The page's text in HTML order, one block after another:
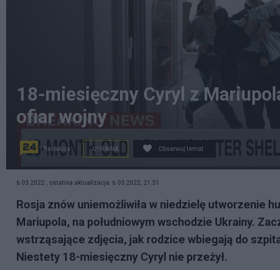
18-miesięczny Cyryl z
ofiar wojny
Redakcja UKRAINA Obserwuj temat
6.03.2022 , ostatnia aktualizacja: 6.03.2022, 21:51
Rosja znów uniemożliwiła w niedzielę utworzenie
Mariupola, na południowym wschodzie Ukrainy.
wstrząsające zdjęcia, jak rodzice wbiegają do
Niestety 18-miesięczny Cyryl nie przeżył.